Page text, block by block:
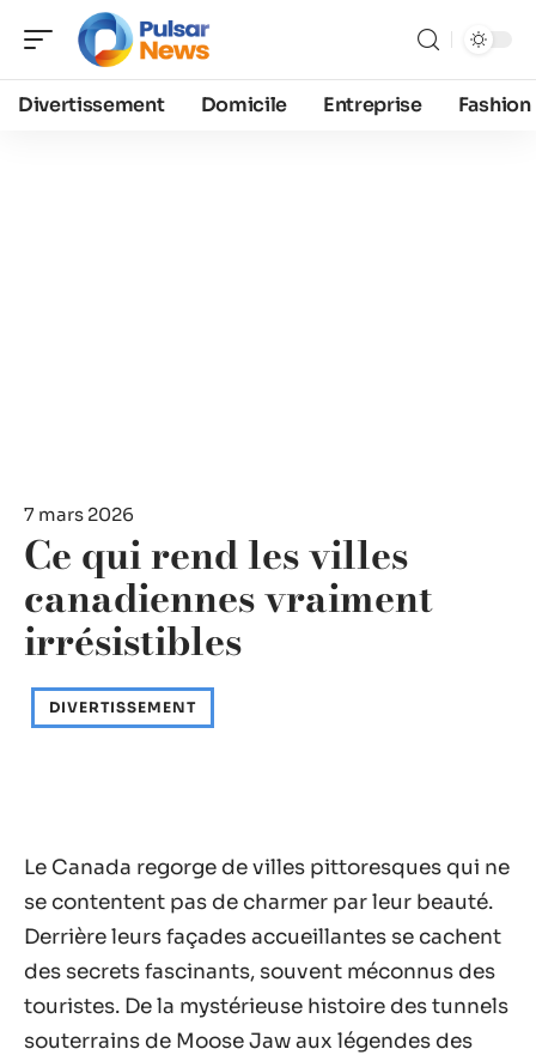
Divertissement Domicile Entreprise Fashion
7 mars 2026
Ce qui rend les villes
canadiennes vraiment
irrésistibles
DIVERTISSEMENT
Le Canada regorge de villes pittoresques qui ne
se contentent pas de charmer par leur beauté.
Derrière leurs façades accueillantes se cachent
des secrets fascinants, souvent méconnus des
touristes. De la mystérieuse histoire des tunnels
souterrains de Moose Jaw aux légendes des